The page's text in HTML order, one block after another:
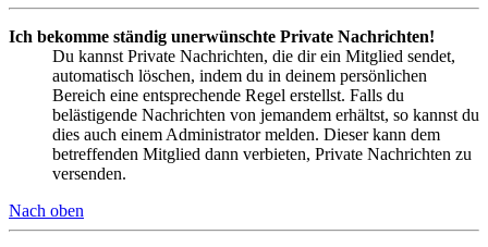
Ich bekomme ständig unerwünschte Private Nachrichten!
Du kannst Private Nachrichten, die dir ein Mitglied sendet,
automatisch löschen, indem du in deinem persönlichen
Bereich eine entsprechende Regel erstellst. Falls du
belästigende Nachrichten von jemandem erhältst, so kannst du
dies auch einem Administrator melden. Dieser kann dem
betreffenden Mitglied dann verbieten, Private Nachrichten zu
versenden.
Nach oben